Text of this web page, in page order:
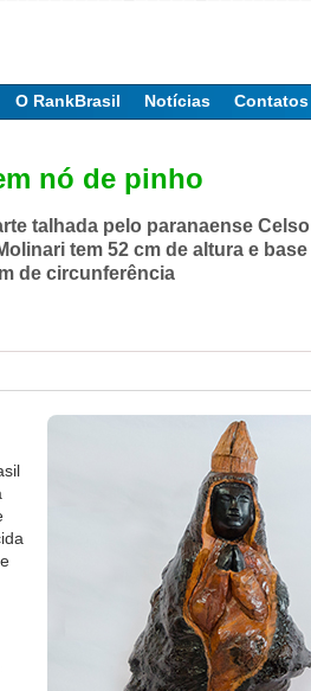
O RankBrasil Notícias Contatos
nó de pinho
talhada pelo paranaense Celso
tem 52 cm de altura e base
de circunferência